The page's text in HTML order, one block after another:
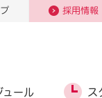
採用情報
ュール ス